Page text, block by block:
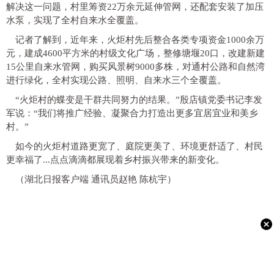
解决这一问题，村里筹资22万余元延伸管网，还配套安装了加压
水泵，实现了全村自来水全覆盖。
记者了解到，近年来，火炬村先后整合各类专项资金1000余万
元，建成4600平方米的村级文化广场，整修塘堰20口，改建新建
15公里自来水管网，购买风景树9000多株，对通村公路和自然湾
进行绿化，全村实现公路、照明、自来水三个全覆盖。
“火炬村的蝶变是干群共同努力的结果。”殷店镇党委书记李发
军说：“我们将推广经验、凝聚合力打造出更多宜居宜业和美乡
村。”
如今的火炬村道路更宽了、庭院更美了、环境更舒适了、村民
更幸福了...点点滴滴都展现着乡村振兴带来的新变化。
（湖北日报客户端 通讯员赵艳 陈杭宇）